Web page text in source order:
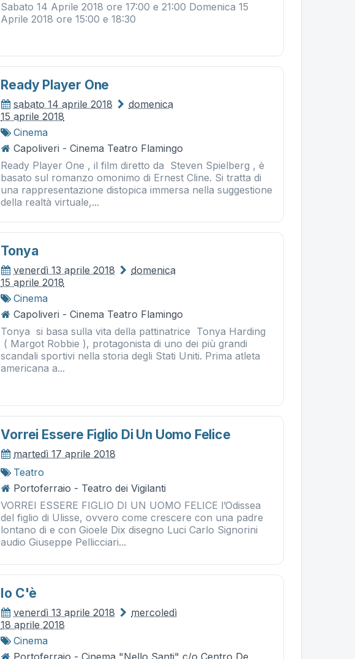
Sabato 14 Aprile 2018 ore 17:00 e 21:00 Domenica 15
Aprile 2018 ore 15:00 e 18:30
Ready Player One
sabato 14 aprile 2018
domenica
15 aprile 2018
Cinema
Capoliveri - Cinema Teatro Flamingo
Ready Player One , il film diretto da Steven Spielberg , è
basato sul romanzo omonimo di Ernest Cline. Si tratta di
una rappresentazione distopica immersa nella suggestione
della realtà virtuale,...
Tonya
venerdì 13 aprile 2018
domenica
15 aprile 2018
Cinema
Capoliveri - Cinema Teatro Flamingo
Tonya si basa sulla vita della pattinatrice Tonya Harding
( Margot Robbie ), protagonista di uno dei più grandi
scandali sportivi nella storia degli Stati Uniti. Prima atleta
americana a...
Vorrei Essere Figlio Di Un Uomo Felice
martedì 17 aprile 2018
Teatro
Portoferraio - Teatro dei Vigilanti
VORREI ESSERE FIGLIO DI UN UOMO FELICE l’Odissea
del figlio di Ulisse, ovvero come crescere con una padre
lontano di e con Gioele Dix disegno Luci Carlo Signorini
audio Giuseppe Pellicciari...
Io C'è
venerdì 13 aprile 2018
mercoledì
18 aprile 2018
Cinema